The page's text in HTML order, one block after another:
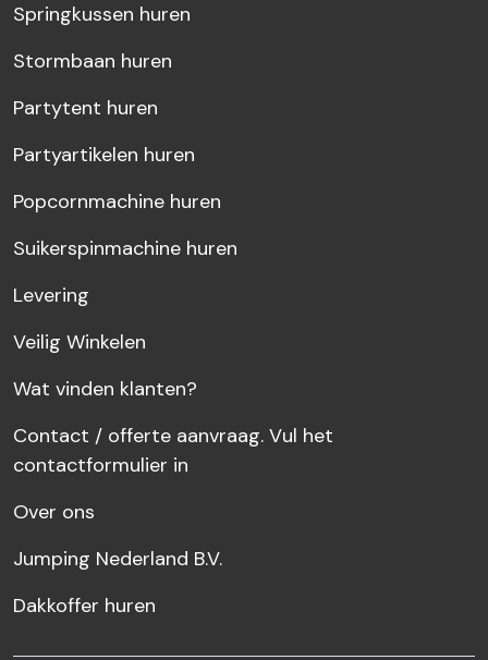
Springkussen huren
Stormbaan huren
Partytent huren
Partyartikelen huren
Popcornmachine huren
Suikerspinmachine huren
Levering
Veilig Winkelen
Wat vinden klanten?
Contact / offerte aanvraag. Vul het
contactformulier in
Over ons
Jumping Nederland B.V.
Dakkoffer huren